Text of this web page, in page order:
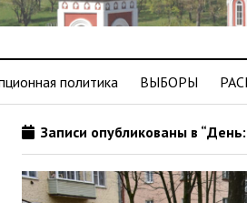
политика ВЫБОРЫ
Записи опубликованы в